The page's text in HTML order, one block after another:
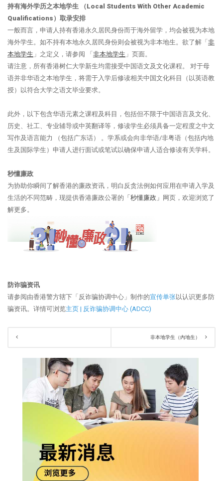
持有海外学历之本地学生 （Local Students With Other Academic
Qualifications）取录安排
一般而言，申请人持有香港永久居民身份而于海外留学，均会被视为本地
海外学生。如不持有本地永久居民身份则会被视为非本地生。欲了解「 非
本地学生 」之定义，请参阅 「 非本地学生 」页面。
请注意，所有香港树仁大学新生均需接受中国语文及文化课程。 对于母
语并非华语之本地学生，将需于入学后修读相关中国文化科目（以英语教
授）以符合大学之语文毕业要求。
此外，以下包含华语元素之课程及科目，包括但不限于中国语言及文化、
历史、社工、专业辅导或中英翻译等，修读学生必须具备一定程度之中文
写作及语言能力 （包括广东话） 。学系或会向非华语/非粤语（包括内地
生及国际学生）申请人进行面试或笔试以确保申请人适合修读有关学科。
秒懂廉政
为协助你瞬间了解香港的廉政资讯，明白反贪法例如何应用在申请入学及
生活的不同范畴，现提供香港廉政公署的 「秒懂廉政」 网页，欢迎浏览了
解更多。
防诈骗资讯
请参阅由香港警方辖下「反诈骗协调中心」制作的宣传单张以认识更多防
骗资讯。详情可浏览主页 | 反诈骗协调中心 (ADCC)
非本地学生（內地生）